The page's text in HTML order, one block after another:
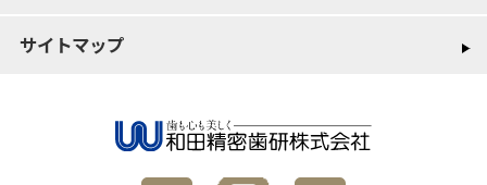
サイトマップ